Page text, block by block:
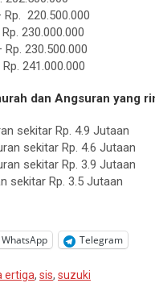
Rp. 220.500.000
230.000.000
Rp. 230.500.000
241.000.000
dan Angsuran yang
sekitar Rp. 4.9 Jutaan
sekitar Rp. 4.6 Jutaan
sekitar Rp. 3.9 Jutaan
sekitar Rp. 3.5 Jutaan
WhatsApp Telegram
ertiga, sis, suzuki